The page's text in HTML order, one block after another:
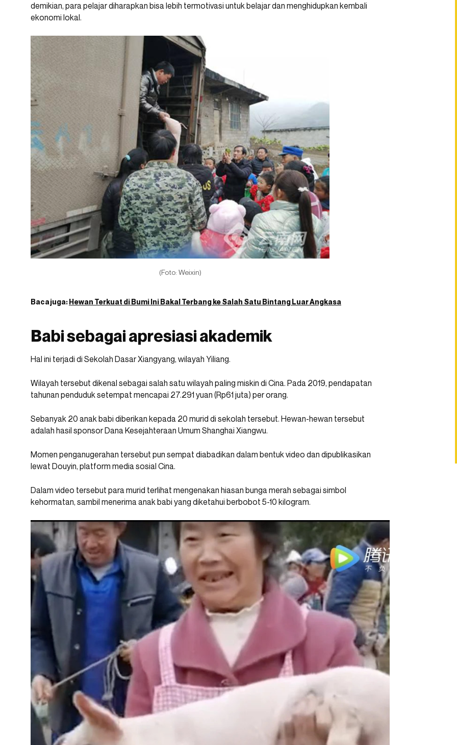
demikian, para pelajar diharapkan bisa lebih termotivasi untuk belajar dan menghidupkan kembali
ekonomi lokal.
(Foto: Weixin)
Baca juga:Hewan Terkuat di Bumi Ini Bakal Terbang ke Salah Satu Bintang Luar Angkasa
Babi sebagai apresiasi akademik
Hal ini terjadi di Sekolah Dasar Xiangyang, wilayah Yiliang.
Wilayah tersebut dikenal sebagai salah satu wilayah paling miskin di Cina. Pada 2019, pendapatan
tahunan penduduk setempat mencapai 27.291 yuan (Rp61 juta) per orang.
Sebanyak 20 anak babi diberikan kepada 20 murid di sekolah tersebut. Hewan-hewan tersebut
adalah hasil sponsor Dana Kesejahteraan Umum Shanghai Xiangwu.
Momen penganugerahan tersebut pun sempat diabadikan dalam bentuk video dan dipublikasikan
lewat Douyin, platform media sosial Cina.
Dalam video tersebut para murid terlihat mengenakan hiasan bunga merah sebagai simbol
kehormatan, sambil menerima anak babi yang diketahui berbobot 5-10 kilogram.